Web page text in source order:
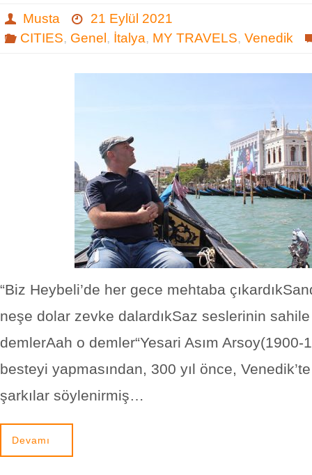
Musta
21 Eylül 2021
CITIES, Genel , İtalya, MY TRAVELS, Venedik
“Biz Heybeli’de her gece mehtaba
neşe dolar zevke dalardıkSaz seslerinin
demlerAah o demler“Yesari Asım Arsoy(1900-
besteyi yapmasından, 300 yıl önce,
şarkılar söylenirmiş…
Devamı